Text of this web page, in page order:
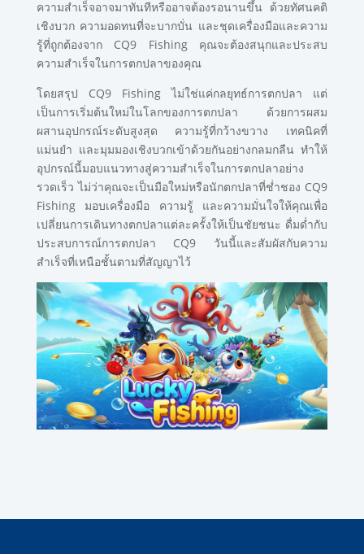
ความสำเร็จอาจมาทันทีหรืออาจต้องรอนานขึ้น ด้วยทัศนคติ
เชิงบวก ความอดทนที่จะบากบั่น และชุดเครื่องมือและความ
รู้ที่ถูกต้องจาก CQ9 Fishing คุณจะต้องสนุกและประสบ
ความสำเร็จในการตกปลาของคุณ
โดยสรุป CQ9 Fishing ไม่ใช่แค่กลยุทธ์การตกปลา แต่
เป็นการเริ่มต้นใหม่ในโลกของการตกปลา ด้วยการผสม
ผสานอุปกรณ์ระดับสูงสุด ความรู้ที่กว้างขวาง เทคนิคที่
แม่นยำ และมุมมองเชิงบวกเข้าด้วยกันอย่างกลมกลืน ทำให้
อุปกรณ์นี้มอบแนวทางสู่ความสำเร็จในการตกปลาอย่าง
รวดเร็ว ไม่ว่าคุณจะเป็นมือใหม่หรือนักตกปลาที่ช่ำชอง CQ9
Fishing มอบเครื่องมือ ความรู้ และความมั่นใจให้คุณเพื่อ
เปลี่ยนการเดินทางตกปลาแต่ละครั้งให้เป็นชัยชนะ ดื่มด่ำกับ
ประสบการณ์การตกปลา CQ9 วันนี้และสัมผัสกับความ
สำเร็จที่เหนือชั้นตามที่สัญญาไว้